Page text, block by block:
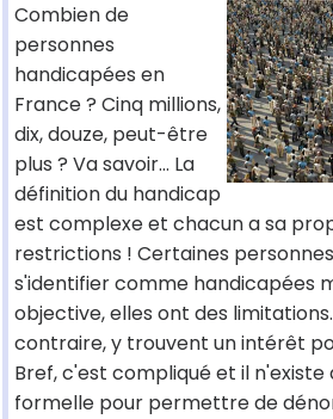
Combien de
personnes
handicapées en
France ? Cinq millions,
dix, douze, peut-être
plus ? Va savoir… La
définition du handicap
est complexe et chacun a sa
restrictions ! Certaines
s'identifier comme handicapées
objective, elles ont des
contraire, y trouvent un intérêt
Bref, c'est compliqué et il
formelle pour permettre de